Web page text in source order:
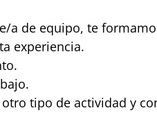
a de equipo, te
experiencia.
tipo de actividad y